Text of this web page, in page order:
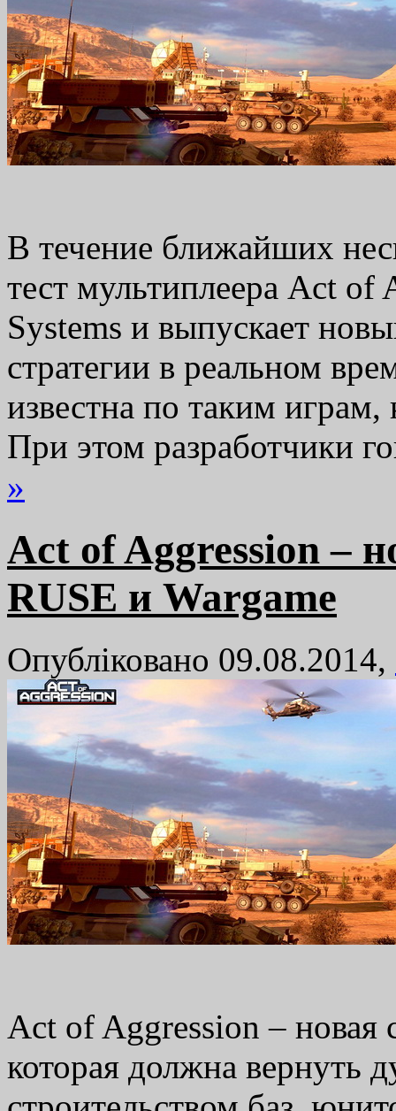
В течение ближайших
тест мультиплеера Act of
Systems и выпускает
стратегии в реальном
известна по таким
При этом разработчики
»
Act of Aggression –
RUSE и Wargame
Опубліковано 09.08.2014,
Act of Aggression – новая
которая должна вернуть